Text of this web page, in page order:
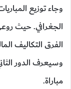
الجغرافي. حيث
الفرق التكاليف
مباراة.